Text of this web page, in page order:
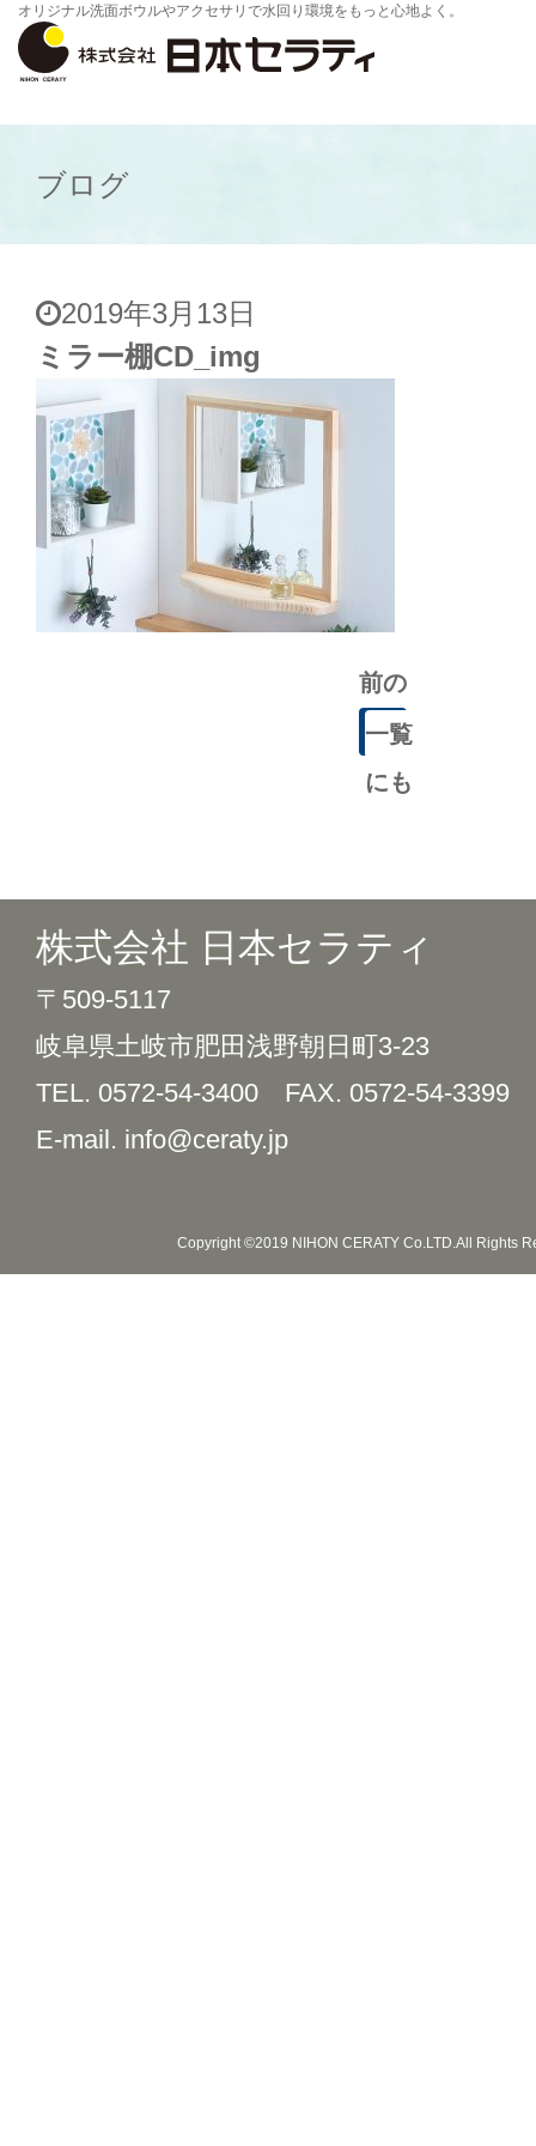
オリジナル洗面ボウルやアクセサリで水回り環境をもっと心地よく。
ブログ
2019年3月13日
ミラー棚CD_img
前の
記事
一覧
にも
株式会社 日本セラティ
〒509-5117
岐阜県土岐市肥田浅野朝日町3-23
TEL. 0572-54-3400 FAX. 0572-54-3399
E-mail. info@ceraty.jp
Copyright ©2019 NIHON CERATY Co.LTD.All Rights